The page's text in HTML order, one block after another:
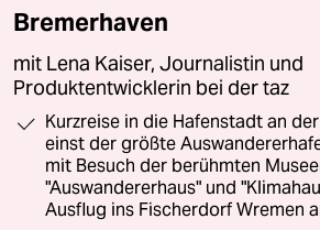
Bremerhaven
mit Lena Kaiser, Journalistin und
Produktentwicklerin bei der taz
Kurzreise in die Hafenstadt an
einst der größte
mit Besuch der berühmten
"Auswandererhaus" und
Ausflug ins Fischerdorf Wremen